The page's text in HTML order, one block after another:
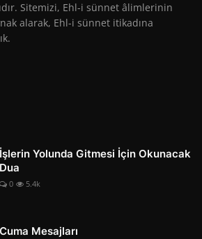
Sitemizi, Ehl-i sünnet âlimlerinin
alarak, Ehl-i sünnet itikadına
İşlerin Yolunda Gitmesi İçin Okunacak
Dua
0 5.4k
Cuma Mesajları